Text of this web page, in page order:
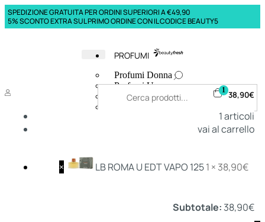
SPEDIZIONE GRATUITA PER ORDINI SUPERIORI A €49,90
5% SCONTO EXTRA SUL PRIMO ORDINE CON IL CODICE BEAUTY5
PROFUMI
Profumi Donna
Profumi Uomo
Deodoranti Donna
Bagnodoccia Uomo Profumi
1 38,90€
1articoli
vai al carrello
× LB ROMA U EDT VAPO 1251 × 38,90€
Subtotale: 38,90€